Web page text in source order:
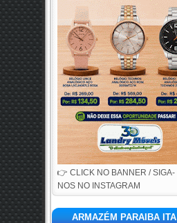
👉 CLICK NO BANNER / SIGA-
NOS NO INSTAGRAM
ARMAZÉM PARAIBA ITA